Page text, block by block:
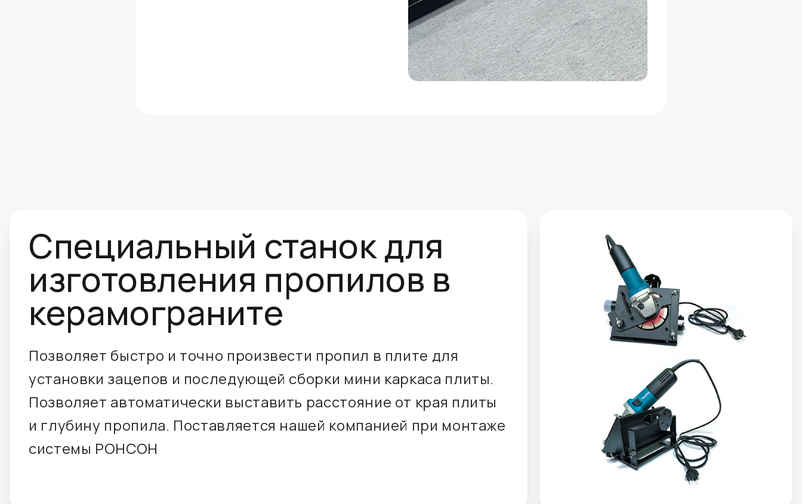
Специальный станок для
изготовления пропилов в
керамограните
Позволяет быстро и точно произвести пропил в плите для
установки зацепов и последующей сборки мини каркаса плиты.
Позволяет автоматически выставить расстояние от края плиты
и глубину пропила. Поставляется нашей компанией при монтаже
системы РОНСОН